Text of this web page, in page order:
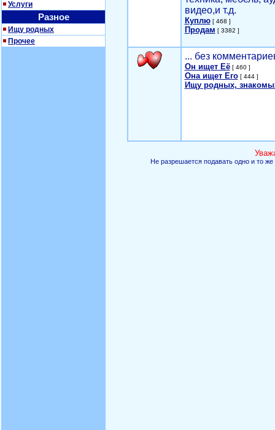
Услуги
Разное
Ищу родных
Прочее
видео,и т.д.
Куплю[ 468 ]
Продам [ 3382 ]
... без
Он ищет Её[ 460 ]
Она ищет Его[ 444 ]
Ищу родных,
Не разрешается подавать одно и то